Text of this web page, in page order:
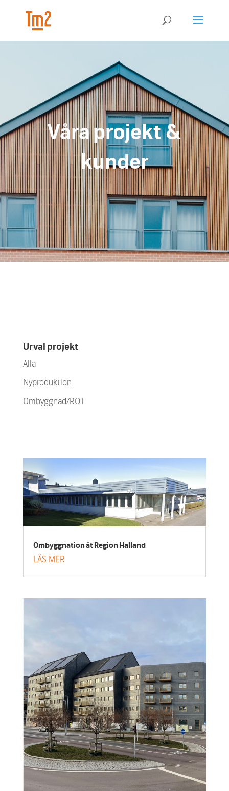
Våra projekt &
kunder
Urval projekt
Alla
Nyproduktion
Ombyggnad/ROT
Ombyggnation åt Region Halland
LÄS MER